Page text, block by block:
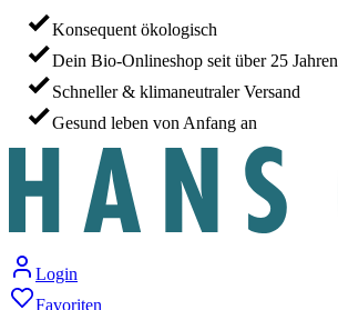
Konsequent ökologisch
Dein Bio-Onlineshop seit über 25 Jahren
Schneller & klimaneutraler Versand
Gesund leben von Anfang an
Login
Favoriten